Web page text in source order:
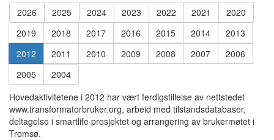
2026
2025 2024 2023 2022 2021
2020
2019
2018 2017 2016 2015 2014
2013
2012
2011 2010 2009 2008 2007
2006
2005
2004
Hovedaktivitetene i 2012 har vært ferdigstillelse av nettstedet
www.transformatorbruker.org, arbeid med tilstandsdatabaser,
deltagelse i smartlife prosjektet og arrangering av brukermøtet i
Tromsø.